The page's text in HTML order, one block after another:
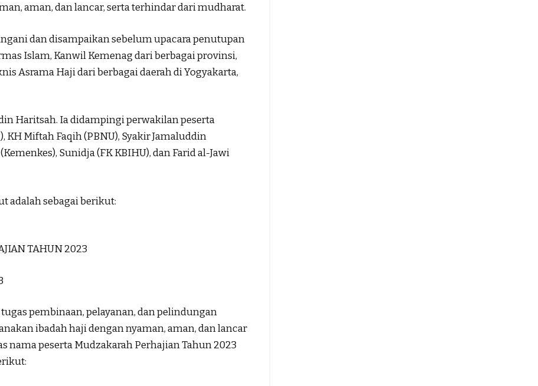
aman, dan lancar, serta terhindar dari mudharat.
dan disampaikan sebelum upacara penutupan
Islam, Kanwil Kemenag dari berbagai provinsi,
Asrama Haji dari berbagai daerah di Yogyakarta,
Haritsah. Ia didampingi perwakilan peserta
KH Miftah Faqih (PBNU), Syakir Jamaluddin
Sunidja (FK KBIHU), dan Farid al-Jawi
adalah sebagai berikut:
TAHUN 2023
pembinaan, pelayanan, dan pelindungan
ibadah haji dengan nyaman, aman, dan lancar
nama peserta Mudzakarah Perhajian Tahun 2023